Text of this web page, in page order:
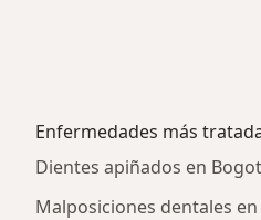
Enfermedades más
Dientes apiñados en
Malposiciones dentales